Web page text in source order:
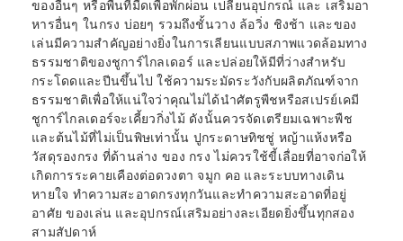
ของอื่นๆ หรือพื้นที่มืดเพื่อพักผ่อน เปลี่ยนอุปกรณ์ และ เสริมอา
หารอื่นๆ ในกรง บ่อยๆ รวมถึงชั้นวาง ล้อวิ่ง ชิงช้า และของ
เล่นมีความสำคัญอย่างยิ่งในการเลียนแบบสภาพแวดล้อมทาง
ธรรมชาติของชูการ์ไกลเดอร์ และปล่อยให้มีที่ว่างสำหรับ
กระโดดและปีนขึ้นไป ใช้ความระมัดระวังกับผลิตภัณฑ์จาก
ธรรมชาติเพื่อให้แน่ใจว่าคุณไม่ได้นำศัตรูพืชหรือสเปรย์เคมี
ชูการ์ไกลเดอร์จะเคี้ยวกิ่งไม้ ดังนั้นควรจัดเตรียมเฉพาะพืช
และต้นไม้ที่ไม่เป็นพิษเท่านั้น ปูกระดาษทิชชู่ หญ้าแห้งหรือ
วัสดุรองกรง ที่ด้านล่าง ของ กรง ไม่ควรใช้ขี้เลื่อยที่อาจก่อให้
เกิดการระคายเคืองต่อดวงตา จมูก คอ และระบบทางเดิน
หายใจ ทำความสะอาดกรงทุกวันและทำความสะอาดที่อยู่
อาศัย ของเล่น และอุปกรณ์เสริมอย่างละเอียดยิ่งขึ้นทุกสอง
สามสัปดาห์